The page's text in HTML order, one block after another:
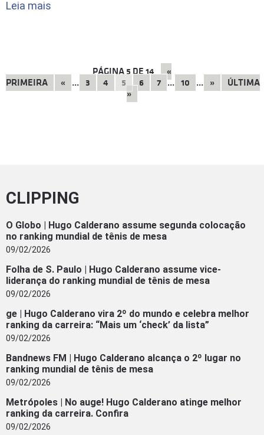
Leia mais
PÁGINA 5 DE 14
«
PRIMEIRA
« ... 3 4 5 6 7 ... 10 ... »
ÚLTIMA
»
CLIPPING
O Globo | Hugo Calderano assume segunda colocação
no ranking mundial de tênis de mesa
09/02/2026
Folha de S. Paulo | Hugo Calderano assume vice-
liderança do ranking mundial de tênis de mesa
09/02/2026
ge | Hugo Calderano vira 2º do mundo e celebra melhor
ranking da carreira: “Mais um ‘check’ da lista”
09/02/2026
Bandnews FM | Hugo Calderano alcança o 2º lugar no
ranking mundial de tênis de mesa
09/02/2026
Metrópoles | No auge! Hugo Calderano atinge melhor
ranking da carreira. Confira
09/02/2026